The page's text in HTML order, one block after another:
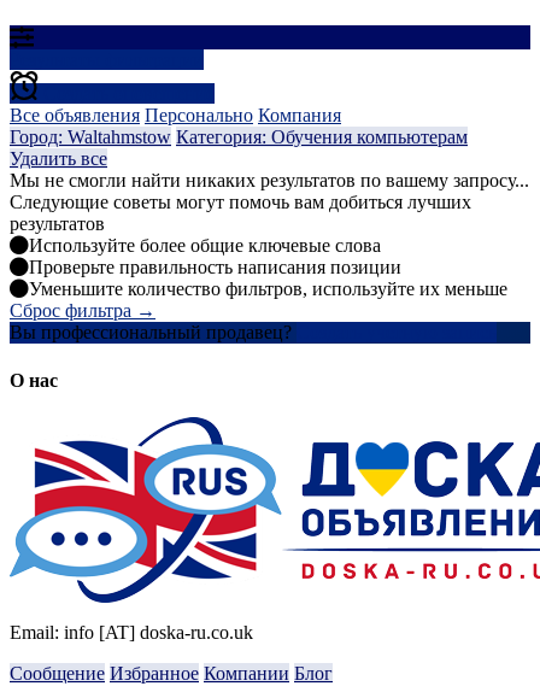
Все объявления Персонально Компания
Город: Waltahmstow Категория: Обучения компьютерам
Удалить все
Мы не смогли найти никаких результатов по вашему запросу...
Следующие советы могут помочь вам добиться лучших
результатов
Используйте более общие ключевые слова
Проверьте правильность написания позиции
Уменьшите количество фильтров, используйте их меньше
Сброс фильтра →
Вы профессиональный продавец?
О нас
Email: info [AT] doska-ru.co.uk
Сообщение Избранное Компании Блог